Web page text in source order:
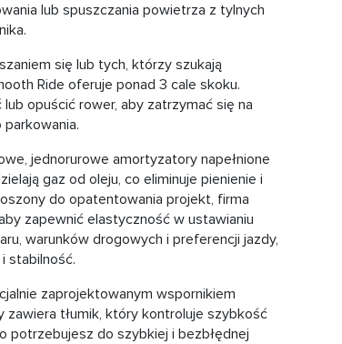
lub spuszczania powietrza z tylnych
się lub tych, którzy szukają
Ride oferuje ponad 3 cale skoku.
opuścić rower, aby zatrzymać się na
jednorurowe amortyzatory napełnione
gaz od oleju, co eliminuje pienienie i
do opatentowania projekt, firma
zapewnić elastyczność w ustawianiu
warunków drogowych i preferencji jazdy,
stabilność.
zaprojektowanym wspornikiem
tłumik, który kontroluje szybkość
potrzebujesz do szybkiej i bezbłędnej